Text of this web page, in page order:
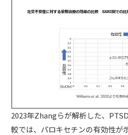
2023年Zhangらが解析した、
較では、パロキセチンの有効性が